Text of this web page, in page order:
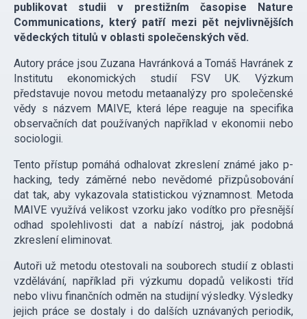
publikovat studii v prestižním časopise Nature
Communications, který patří mezi pět nejvlivnějších
vědeckých titulů v oblasti společenských věd.
Autory práce jsou Zuzana Havránková a Tomáš Havránek z
Institutu ekonomických studií FSV UK. Výzkum
představuje novou metodu metaanalýzy pro společenské
vědy s názvem MAIVE, která lépe reaguje na specifika
observačních dat používaných například v ekonomii nebo
sociologii.
Tento přístup pomáhá odhalovat zkreslení známé jako p-
hacking, tedy záměrné nebo nevědomé přizpůsobování
dat tak, aby vykazovala statistickou významnost. Metoda
MAIVE využívá velikost vzorku jako vodítko pro přesnější
odhad spolehlivosti dat a nabízí nástroj, jak podobná
zkreslení eliminovat.
Autoři už metodu otestovali na souborech studií z oblasti
vzdělávání, například při výzkumu dopadů velikosti tříd
nebo vlivu finančních odměn na studijní výsledky. Výsledky
jejich práce se dostaly i do dalších uznávaných periodik,